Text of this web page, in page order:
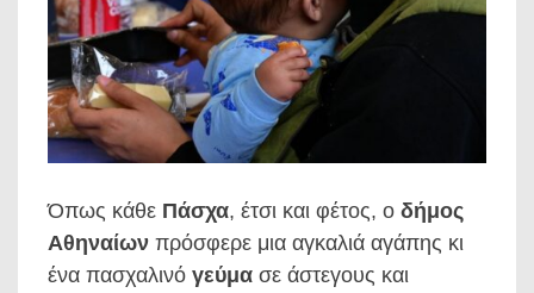
Όπως κάθε Πάσχα, έτσι και φέτος, ο δήμος
Αθηναίων πρόσφερε μια αγκαλιά αγάπης κι
ένα πασχαλινό γεύμα σε άστεγους και